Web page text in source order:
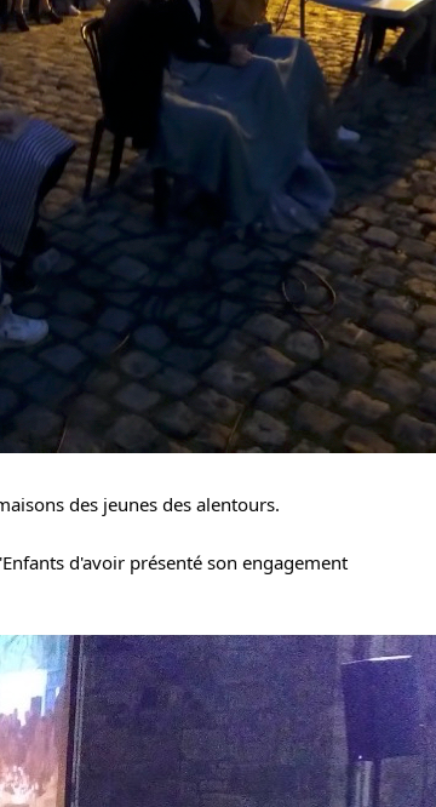
des jeunes des alentours.
d'avoir présenté son engagement